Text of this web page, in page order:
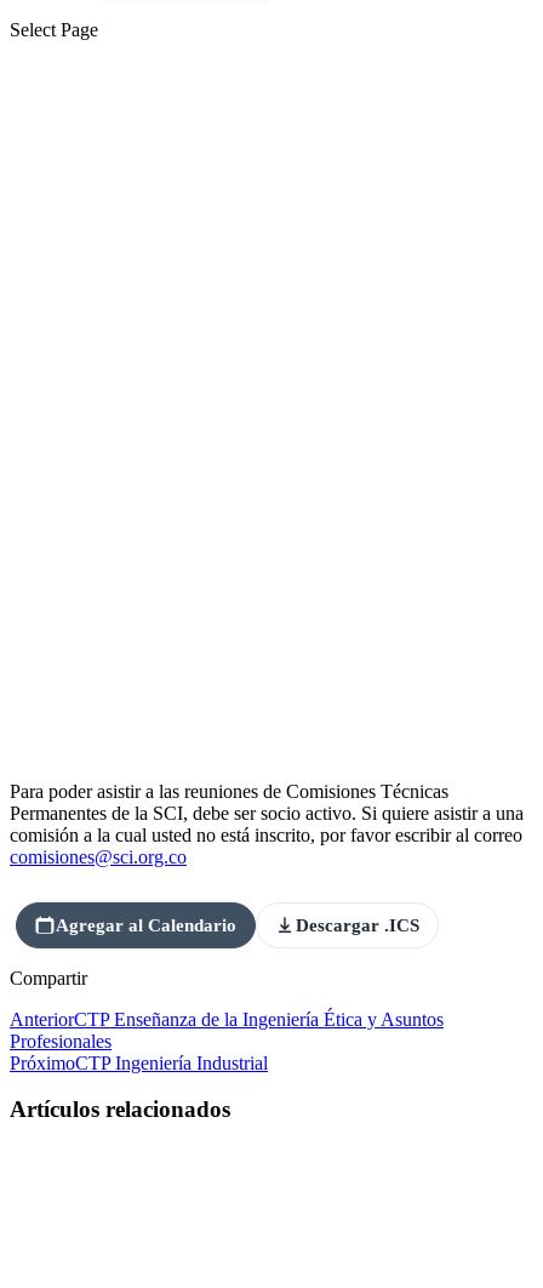
Select Page
Para poder asistir a las reuniones de Comisiones Técnicas
Permanentes de la SCI, debe ser socio activo. Si quiere asistir a una
comisión a la cual usted no está inscrito, por favor escribir al correo
comisiones@sci.org.co
Agregar al Calendario Descargar .ICS
Compartir
AnteriorCTP Enseñanza de la Ingeniería Ética y Asuntos
Profesionales
PróximoCTP Ingeniería Industrial
Artículos relacionados